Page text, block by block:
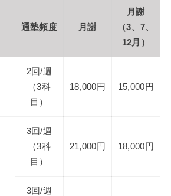
通塾頻度 月謝
月謝
（3、7、
12月）
2回/週
（3科
目）
18,000円 15,000円
3回/週
（3科
目）
21,000円 18,000円
3回/週